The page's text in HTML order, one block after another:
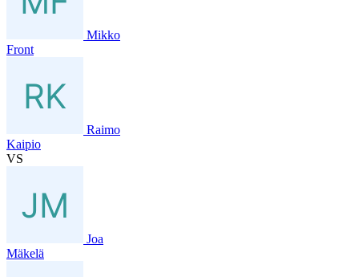
Mikko
Front
Raimo
Kaipio
VS
Joa
Mäkelä